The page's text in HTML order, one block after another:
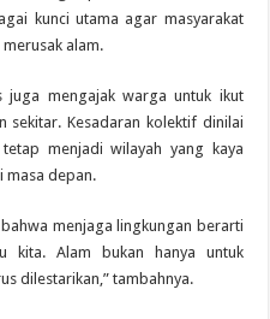
kunci utama agar masyarakat
alam.
juga mengajak warga untuk ikut
sekitar. Kesadaran kolektif dinilai
menjadi wilayah yang kaya
masa depan.
menjaga lingkungan berarti
kita. Alam bukan hanya untuk
dilestarikan,” tambahnya.